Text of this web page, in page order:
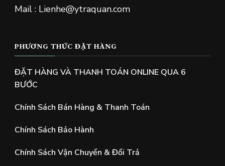
Mail : Lienhe@ytraquan.com
PHƯƠNG THỨC ĐẶT HÀNG
ĐẶT HÀNG VÀ THANH TOÁN ONLINE QUA 6
BƯỚC
Chính Sách Bán Hàng & Thanh Toán
Chính Sách Bảo Hành
Chính Sách Vận Chuyển & Đổi Trả